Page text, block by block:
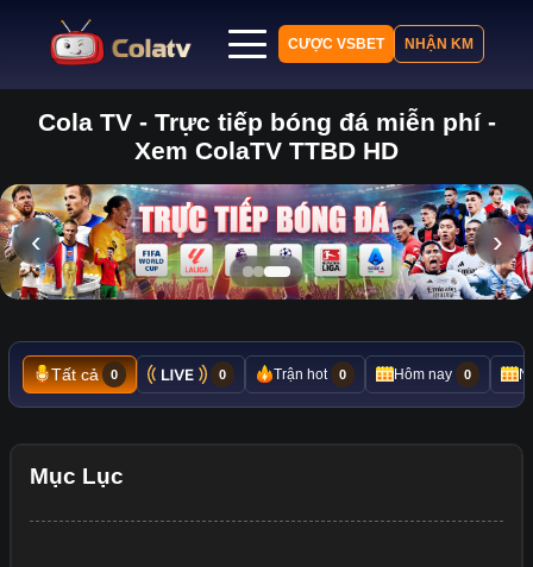
Trang chủ
Lịch thi đấu
Bảng xếp hạng
Kết quả
Nhận định
Tin tức
CƯỢC VSBET NHẬN KM
Cola TV - Trực tiếp bóng đá miễn phí -
Xem ColaTV TTBD HD
‹ ›
Tất cả 0 0 Trận hot 0 Hôm nay 0
Mục Lục